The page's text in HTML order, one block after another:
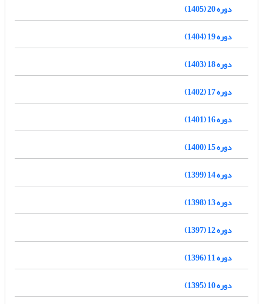
دوره 20 (1405)
دوره 19 (1404)
دوره 18 (1403)
دوره 17 (1402)
دوره 16 (1401)
دوره 15 (1400)
دوره 14 (1399)
دوره 13 (1398)
دوره 12 (1397)
دوره 11 (1396)
دوره 10 (1395)